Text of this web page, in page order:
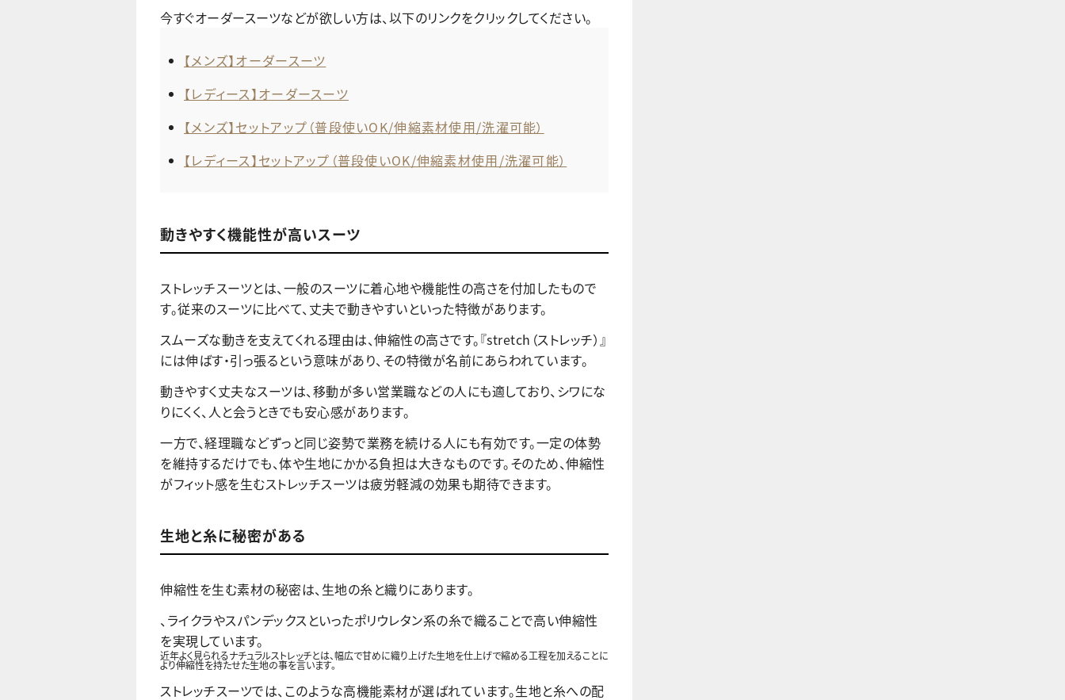
今すぐオーダースーツなどが欲しい方は、以下のリンクをクリックしてください。
【メンズ】オーダースーツ
【レディース】オーダースーツ
【メンズ】セットアップ（普段使いOK/伸縮素材使用/洗濯可能）
【レディース】セットアップ（普段使いOK/伸縮素材使用/洗濯可能）
動きやすく機能性が高いスーツ
ストレッチスーツとは、一般のスーツに着心地や機能性の高さを付加したもので
す。従来のスーツに比べて、丈夫で動きやすいといった特徴があります。
スムーズな動きを支えてくれる理由は、伸縮性の高さです。『stretch（ストレッチ）』
には伸ばす・引っ張るという意味があり、その特徴が名前にあらわれています。
動きやすく丈夫なスーツは、移動が多い営業職などの人にも適しており、シワにな
りにくく、人と会うときでも安心感があります。
一方で、経理職などずっと同じ姿勢で業務を続ける人にも有効です。一定の体勢
を維持するだけでも、体や生地にかかる負担は大きなものです。そのため、伸縮性
がフィット感を生むストレッチスーツは疲労軽減の効果も期待できます。
生地と糸に秘密がある
伸縮性を生む素材の秘密は、生地の糸と織りにあります。
、ライクラやスパンデックスといったポリウレタン系の糸で織ることで高い伸縮性
を実現しています。
近年よく見られるナチュラルストレッチとは、幅広で甘めに織り上げた生地を仕上げで縮める工程を加えることに
より伸縮性を持たせた生地の事を言います。
ストレッチスーツでは、このような高機能素材が選ばれています。生地と糸への配